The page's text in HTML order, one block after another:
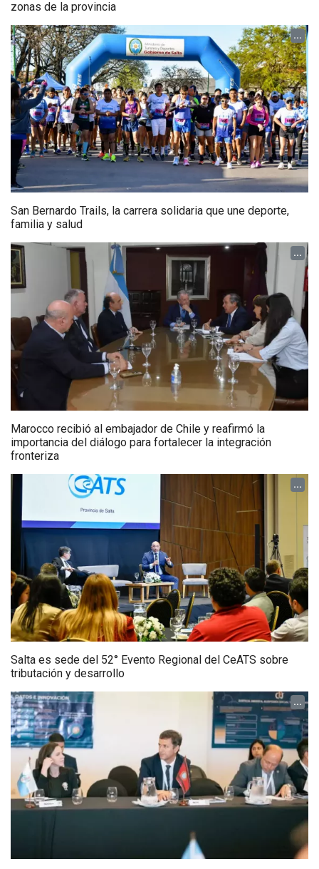
zonas de la provincia
...
San Bernardo Trails, la carrera solidaria que une deporte,
familia y salud
...
Marocco recibió al embajador de Chile y reafirmó la
importancia del diálogo para fortalecer la integración
fronteriza
...
Salta es sede del 52° Evento Regional del CeATS sobre
tributación y desarrollo
...